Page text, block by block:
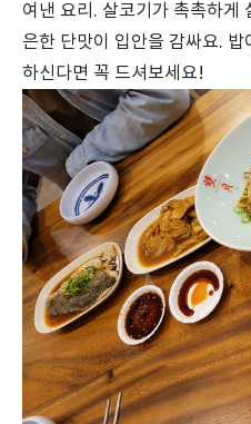
여낸 요리. 살코기가 촉촉하게
은한 단맛이 입안을 감싸요.
하신다면 꼭 드셔보세요!